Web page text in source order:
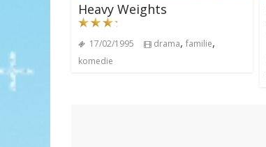
Heavy Weights
17/02/1995 drama, familie,
komedie